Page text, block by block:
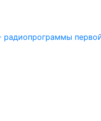
радиопрограммы